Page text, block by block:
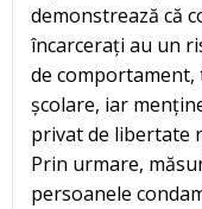
demonstrează că
încarcerați au un
de
școlare, iar
privat de libertate
Prin urmare,
persoanele